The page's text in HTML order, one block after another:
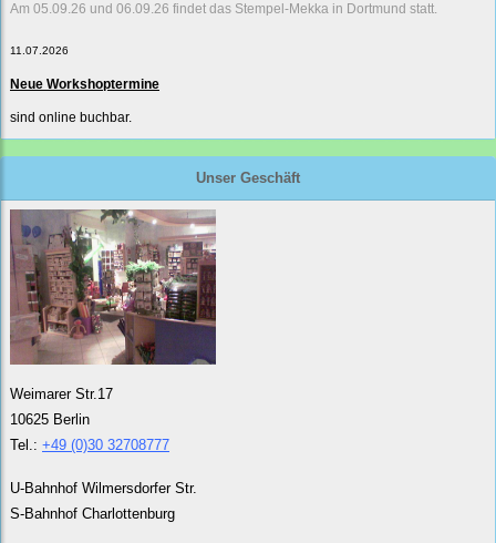
Am 05.09.26 und 06.09.26 findet das Stempel-Mekka in Dortmund statt.
11.07.2026
Neue Workshoptermine
sind online buchbar.
Unser Geschäft
Weimarer Str.17
10625 Berlin
Tel.: +49 (0)30 32708777
U-Bahnhof Wilmersdorfer Str.
S-Bahnhof Charlottenburg